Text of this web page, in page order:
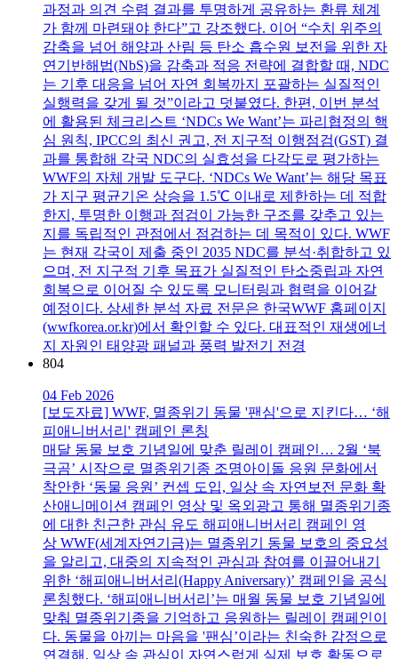
과정과 의견 수렴 결과를 투명하게 공유하는 환류 체계
가 함께 마련돼야 한다”고 강조했다. 이어 “수치 위주의
감축을 넘어 해양과 산림 등 탄소 흡수원 보전을 위한 자
연기반해법(NbS)을 감축과 적응 전략에 결합할 때, NDC
는 기후 대응을 넘어 자연 회복까지 포괄하는 실질적인
실행력을 갖게 될 것”이라고 덧붙였다. 한편, 이번 분석
에 활용된 체크리스트 ‘NDCs We Want’는 파리협정의 핵
심 원칙, IPCC의 최신 권고, 전 지구적 이행점검(GST) 결
과를 통합해 각국 NDC의 실효성을 다각도로 평가하는
WWF의 자체 개발 도구다. ‘NDCs We Want’는 해당 목표
가 지구 평균기온 상승을 1.5℃ 이내로 제한하는 데 적합
한지, 투명한 이행과 점검이 가능한 구조를 갖추고 있는
지를 독립적인 관점에서 점검하는 데 목적이 있다. WWF
는 현재 각국이 제출 중인 2035 NDC를 분석·취합하고 있
으며, 전 지구적 기후 목표가 실질적인 탄소중립과 자연
회복으로 이어질 수 있도록 모니터링과 협력을 이어갈
예정이다. 상세한 분석 자료 전문은 한국WWF 홈페이지
(wwfkorea.or.kr)에서 확인할 수 있다. 대표적인 재생에너
지 자원인 태양광 패널과 풍력 발전기 전경
804
04 Feb 2026
[보도자료] WWF, 멸종위기 동물 '팬심'으로 지킨다… ‘해
피애니버서리' 캠페인 론칭
매달 동물 보호 기념일에 맞춘 릴레이 캠페인… 2월 ‘북
극곰’ 시작으로 멸종위기종 조명아이돌 응원 문화에서
착안한 ‘동물 응원’ 컨셉 도입, 일상 속 자연보전 문화 확
산애니메이션 캠페인 영상 및 옥외광고 통해 멸종위기종
에 대한 친근한 관심 유도 해피애니버서리 캠페인 영
상 WWF(세계자연기금)는 멸종위기 동물 보호의 중요성
을 알리고, 대중의 지속적인 관심과 참여를 이끌어내기
위한 ‘해피애니버서리(Happy Aniversary)’ 캠페인을 공식
론칭했다. ‘해피애니버서리’는 매월 동물 보호 기념일에
맞춰 멸종위기종을 기억하고 응원하는 릴레이 캠페인이
다. 동물을 아끼는 마음을 '팬심’이라는 친숙한 감정으로
연결해, 일상 속 관심이 자연스럽게 실제 보호 활동으로